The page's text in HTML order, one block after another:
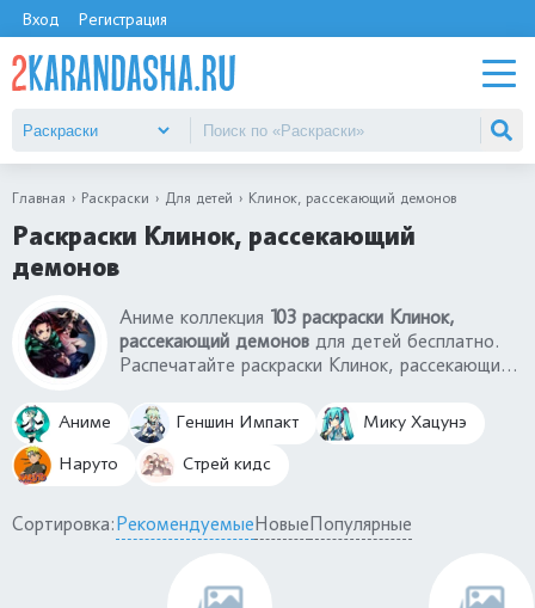
Вход Регистрация
Главная Раскраски Для детей Клинок, рассекающий демонов
Раскраски Клинок, рассекающий
демонов
Аниме коллекция 103 раскраски Клинок,
рассекающий демонов для детей бесплатно.
Распечатайте раскраски Клинок, рассекающий
персонажей на раскрасках Клинок,
рассекающий демонов: Танджиро Камадо,
Незуко Камадо, Иноске Хашибира, Зеницу
Агацума, Мудзан Кибуцуджи и другие.
демонов.
Аниме Геншин Импакт
Мику Хацунэ
Наруто
Стрей кидс
Сортировка:РекомендуемыеНовыеПопулярные